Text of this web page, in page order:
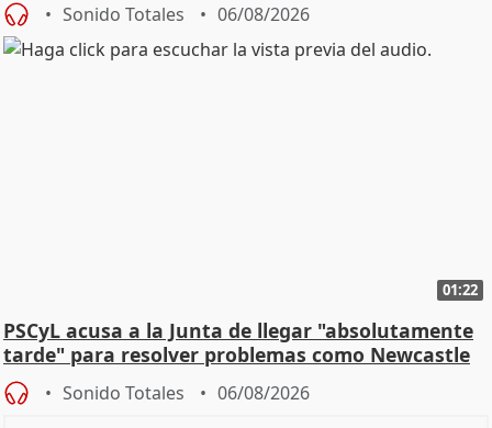
Sonido Totales 06/08/2026
01:22
PSCyL acusa a la Junta de llegar "absolutamente
tarde" para resolver problemas como Newcastle
Sonido Totales 06/08/2026